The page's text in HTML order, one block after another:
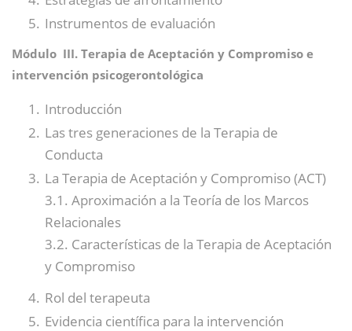
Instrumentos de evaluación
Módulo III. Terapia de Aceptación y Compromiso e
intervención psicogerontológica
Introducción
Las tres generaciones de la Terapia de
Conducta
La Terapia de Aceptación y Compromiso (ACT)
3.1. Aproximación a la Teoría de los Marcos
Relacionales
3.2. Características de la Terapia de Aceptación
y Compromiso
Rol del terapeuta
Evidencia científica para la intervención